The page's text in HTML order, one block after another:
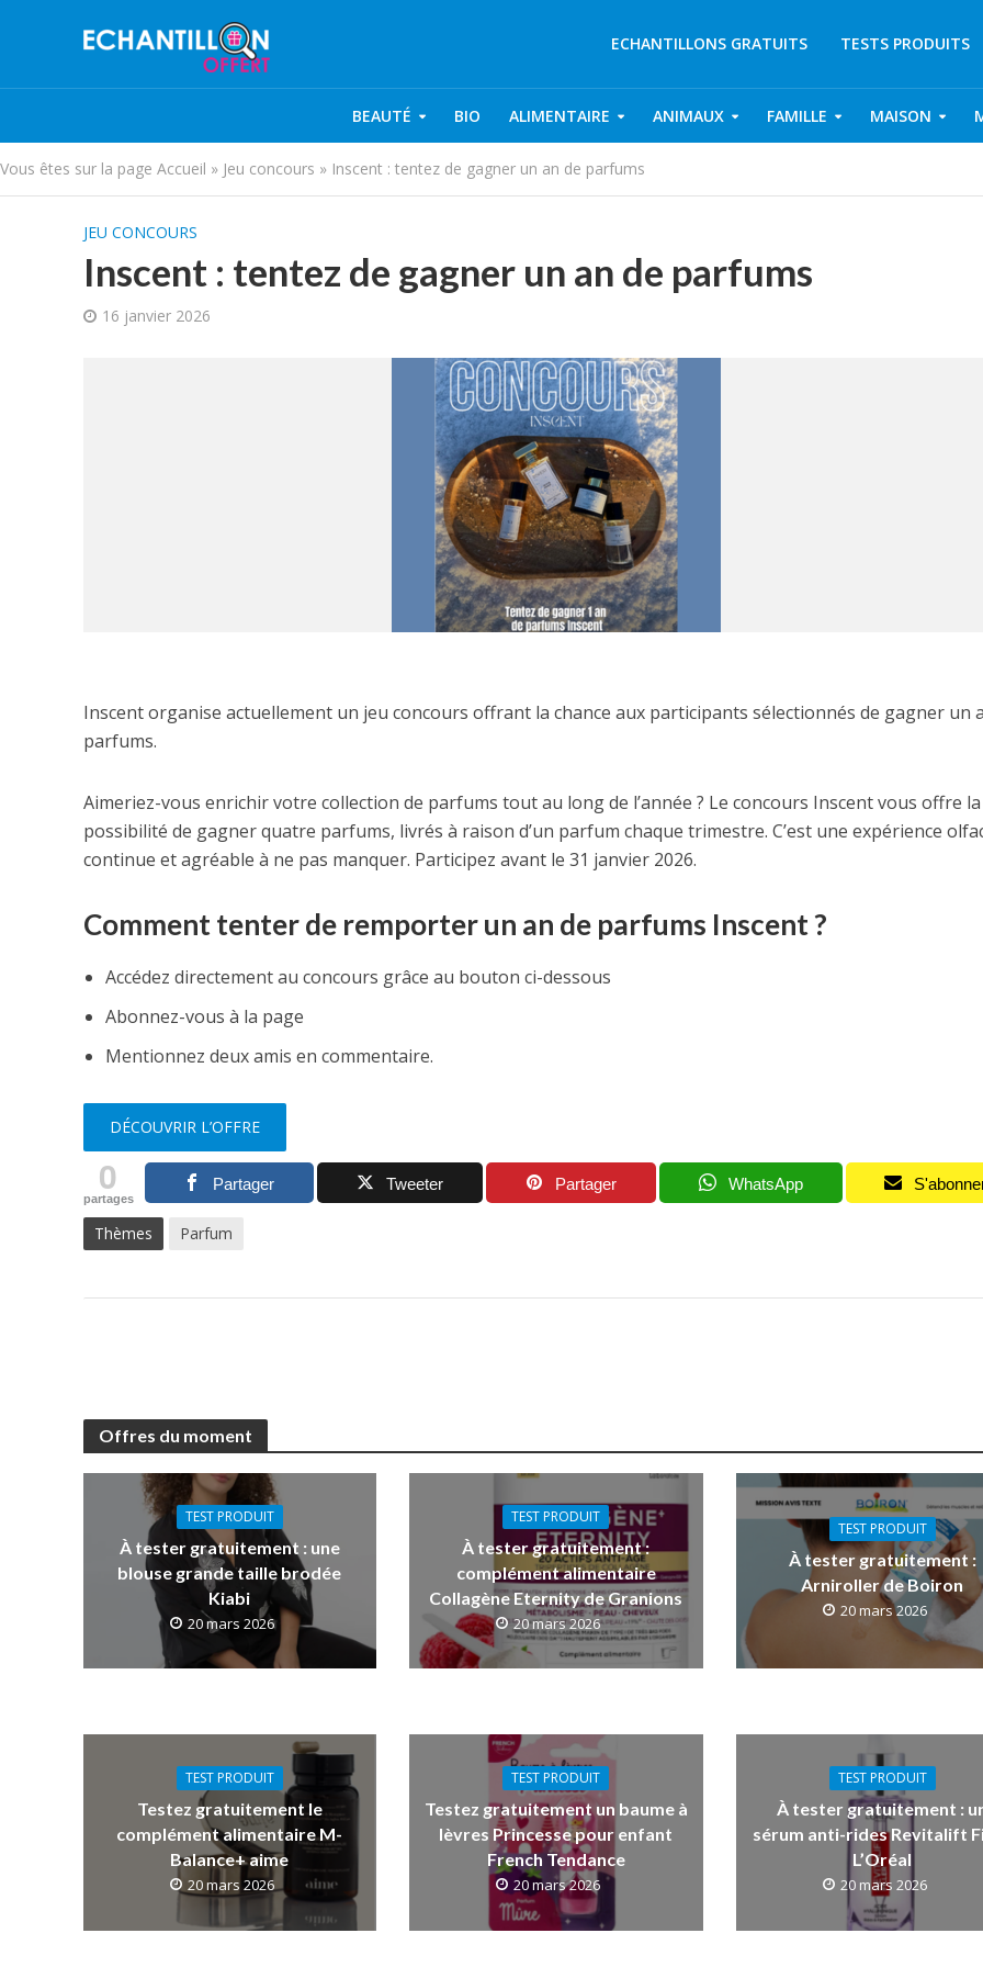
ECHANTILLONS GRATUITS TESTS PRODUITS
BEAUTÉ BIO ALIMENTAIRE ANIMAUX FAMILLE MAISON
Vous êtes sur la page Accueil » Jeu concours » Inscent : tentez de gagner un an de parfums
JEU CONCOURS
Inscent : tentez de gagner un an de parfums
16 janvier 2026
Inscent organise actuellement un jeu concours offrant la chance aux participants sélectionnés de gagner un
parfums.
Aimeriez-vous enrichir votre collection de parfums tout au long de l’année ? Le concours Inscent vous offre la
possibilité de gagner quatre parfums, livrés à raison d’un parfum chaque trimestre. C’est une expérience
continue et agréable à ne pas manquer. Participez avant le 31 janvier 2026.
Comment tenter de remporter un an de parfums Inscent ?
Accédez directement au concours grâce au bouton ci-dessous
Abonnez-vous à la page
Mentionnez deux amis en commentaire.
DÉCOUVRIR L’OFFRE
0
partages
Partager Tweeter Partager WhatsApp
Thèmes Parfum
Offres du moment
TEST PRODUIT
À tester gratuitement : une
blouse grande taille brodée
Kiabi
20 mars 2026
TEST PRODUIT
À tester gratuitement :
complément alimentaire
Collagène Eternity de Granions
20 mars 2026
TEST PRODUIT
À tester gratuitement :
Arniroller de Boiron
20 mars 2026
TEST PRODUIT
Testez gratuitement le
complément alimentaire M-
Balance+ aime
20 mars 2026
TEST PRODUIT
Testez gratuitement un baume à
lèvres Princesse pour enfant
French Tendance
20 mars 2026
TEST PRODUIT
À tester gratuitement :
sérum anti-rides Revitalift
L’Oréal
20 mars 2026